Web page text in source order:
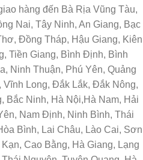
hàng đến Bà Rịa Vũng Tàu,
Nai, Tây Ninh, An Giang, Bạc
Đồng Tháp, Hậu Giang, Kiên
Tiền Giang, Bình Định, Bình
Ninh Thuận, Phú Yên, Quảng
Vĩnh Long, Đắk Lắk, Đắk Nông,
Bắc Ninh, Hà Nội,Hà Nam, Hải
Nam Định, Ninh Bình, Thái
Bình, Lai Châu, Lào Cai, Sơn
Cao Bằng, Hà Giang, Lạng